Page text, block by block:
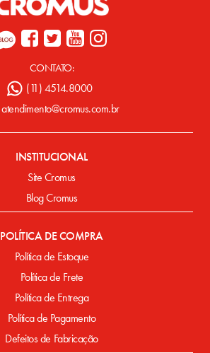
CONTATO:
(11) 4514.8000
atendimento@cromus.com.br
INSTITUCIONAL
Site Cromus
Blog Cromus
POLÍTICA DE COMPRA
Política de Estoque
Política de Frete
Política de Entrega
Política de Pagamento
Defeitos de Fabricação